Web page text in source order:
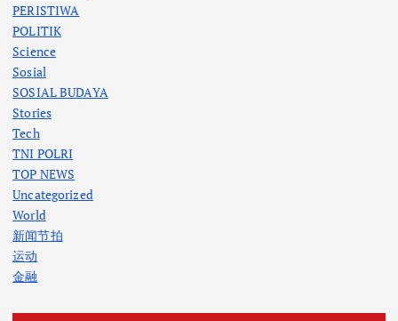
PERISTIWA
POLITIK
Science
Sosial
SOSIAL BUDAYA
Stories
Tech
TNI POLRI
TOP NEWS
Uncategorized
World
新闻节拍
运动
金融